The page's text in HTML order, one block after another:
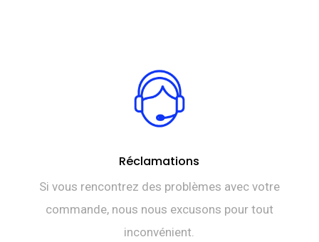
Réclamations
Si vous rencontrez des problèmes avec votre
commande, nous nous excusons pour tout
inconvénient.